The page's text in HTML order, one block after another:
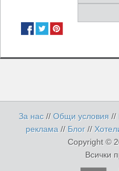
За нас //Общи условия //
реклама // Блог //
Copyright ©
Всички